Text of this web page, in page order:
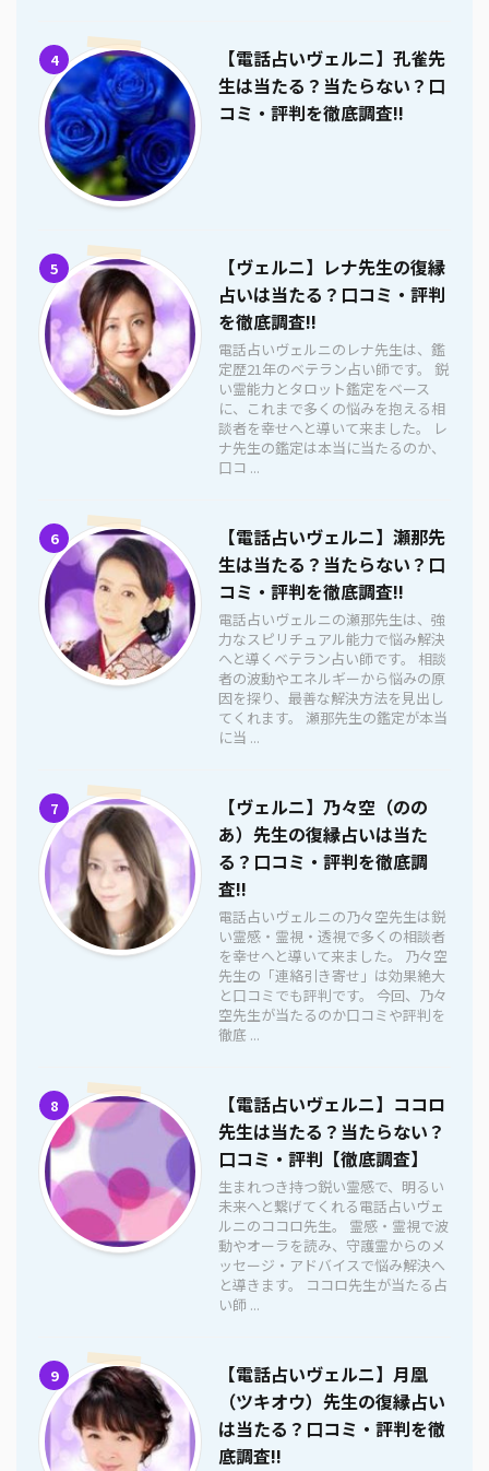
4
【電話占いヴェルニ】孔雀先
生は当たる？当たらない？口
コミ・評判を徹底調査!!
5
【ヴェルニ】レナ先生の復縁
占いは当たる？口コミ・評判
を徹底調査!!
電話占いヴェルニのレナ先生は、鑑
定歴21年のベテラン占い師です。 鋭
い霊能力とタロット鑑定をベース
に、これまで多くの悩みを抱える相
談者を幸せへと導いて来ました。 レ
ナ先生の鑑定は本当に当たるのか、
口コ ...
6
【電話占いヴェルニ】瀬那先
生は当たる？当たらない？口
コミ・評判を徹底調査!!
電話占いヴェルニの瀬那先生は、強
力なスピリチュアル能力で悩み解決
へと導くベテラン占い師です。 相談
者の波動やエネルギーから悩みの原
因を探り、最善な解決方法を見出し
てくれます。 瀬那先生の鑑定が本当
に当 ...
7
【ヴェルニ】乃々空（のの
あ）先生の復縁占いは当た
る？口コミ・評判を徹底調
査!!
電話占いヴェルニの乃々空先生は鋭
い霊感・霊視・透視で多くの相談者
を幸せへと導いて来ました。 乃々空
先生の「連絡引き寄せ」は効果絶大
と口コミでも評判です。 今回、乃々
空先生が当たるのか口コミや評判を
徹底 ...
8
【電話占いヴェルニ】ココロ
先生は当たる？当たらない？
口コミ・評判【徹底調査】
生まれつき持つ鋭い霊感で、明るい
未来へと繋げてくれる電話占いヴェ
ルニのココロ先生。 霊感・霊視で波
動やオーラを読み、守護霊からのメ
ッセージ・アドバイスで悩み解決へ
と導きます。 ココロ先生が当たる占
い師 ...
9
【電話占いヴェルニ】月凰
（ツキオウ）先生の復縁占い
は当たる？口コミ・評判を徹
底調査!!